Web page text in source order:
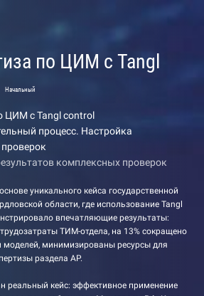
по ЦИМ с Tangl
Начальный
ЦИМ с Tangl control
процесс. Настройка
комплексных проверок
уникального кейса государственной
области, где использование Tangl
впечатляющие результаты:
ТИМ-отдела, на 13% сокращено
моделей, минимизированы ресурсы для
раздела АР.
реальный кейс: эффективное применение